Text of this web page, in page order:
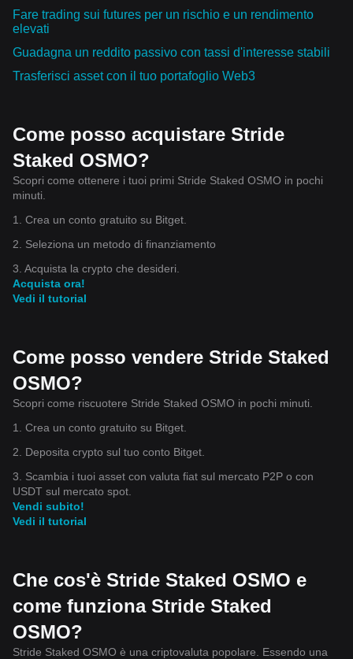
Fare trading sui futures per un rischio e un rendimento
elevati
Guadagna un reddito passivo con tassi d'interesse stabili
Trasferisci asset con il tuo portafoglio Web3
Come posso acquistare Stride
Staked OSMO?
Scopri come ottenere i tuoi primi Stride Staked OSMO in pochi
minuti.
1. Crea un conto gratuito su Bitget.
2. Seleziona un metodo di finanziamento
3. Acquista la crypto che desideri.
Acquista ora!
Vedi il tutorial
Come posso vendere Stride Staked
OSMO?
Scopri come riscuotere Stride Staked OSMO in pochi minuti.
1. Crea un conto gratuito su Bitget.
2. Deposita crypto sul tuo conto Bitget.
3. Scambia i tuoi asset con valuta fiat sul mercato P2P o con
USDT sul mercato spot.
Vendi subito!
Vedi il tutorial
Che cos'è Stride Staked OSMO e
come funziona Stride Staked
OSMO?
Stride Staked OSMO è una criptovaluta popolare. Essendo una